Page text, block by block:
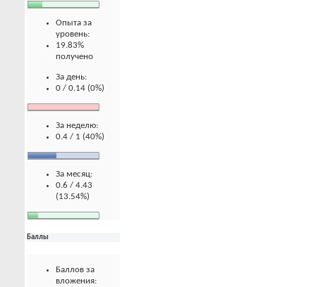
Опыта за
уровень:
19.83%
получено
За день:
0 / 0.14 (0%)
За неделю:
0.4 / 1 (40%)
За месяц:
0.6 / 4.43
(13.54%)
Баллы
Баллов за
вложения: